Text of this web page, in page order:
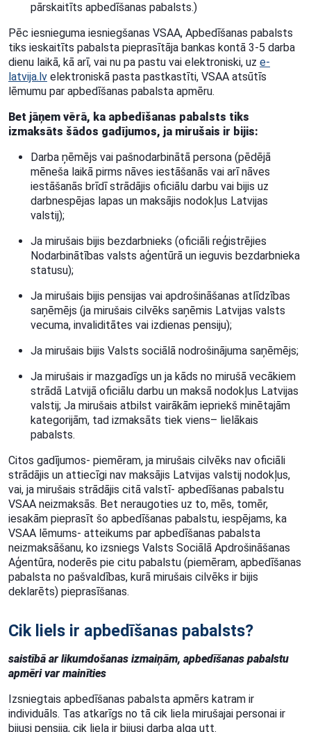
pārskaitīts apbedīšanas pabalsts.)
Pēc iesnieguma iesniegšanas VSAA, Apbedīšanas pabalsts
tiks ieskaitīts pabalsta pieprasītāja bankas kontā 3-5 darba
dienu laikā, kā arī, vai nu pa pastu vai elektroniski, uz e-
latvija.lv elektroniskā pasta pastkastīti, VSAA atsūtīs
lēmumu par apbedīšanas pabalsta apmēru.
Bet jāņem vērā, ka apbedīšanas pabalsts tiks
izmaksāts šādos gadījumos, ja mirušais ir bijis:
Darba ņēmējs vai pašnodarbinātā persona (pēdējā
mēneša laikā pirms nāves iestāšanās vai arī nāves
iestāšanās brīdī strādājis oficiālu darbu vai bijis uz
darbnespējas lapas un maksājis nodokļus Latvijas
valstij);
Ja mirušais bijis bezdarbnieks (oficiāli reģistrējies
Nodarbinātības valsts aģentūrā un ieguvis bezdarbnieka
statusu);
Ja mirušais bijis pensijas vai apdrošināšanas atlīdzības
saņēmējs (ja mirušais cilvēks saņēmis Latvijas valsts
vecuma, invaliditātes vai izdienas pensiju);
Ja mirušais bijis Valsts sociālā nodrošinājuma saņēmējs;
Ja mirušais ir mazgadīgs un ja kāds no mirušā vecākiem
strādā Latvijā oficiālu darbu un maksā nodokļus Latvijas
valstij; Ja mirušais atbilst vairākām iepriekš minētajām
kategorijām, tad izmaksāts tiek viens– lielākais
pabalsts.
Citos gadījumos- piemēram, ja mirušais cilvēks nav oficiāli
strādājis un attiecīgi nav maksājis Latvijas valstij nodokļus,
vai, ja mirušais strādājis citā valstī- apbedīšanas pabalstu
VSAA neizmaksās. Bet neraugoties uz to, mēs, tomēr,
iesakām pieprasīt šo apbedīšanas pabalstu, iespējams, ka
VSAA lēmums- atteikums par apbedīšanas pabalsta
neizmaksāšanu, ko izsniegs Valsts Sociālā Apdrošināšanas
Aģentūra, noderēs pie citu pabalstu (piemēram, apbedīšanas
pabalsta no pašvaldības, kurā mirušais cilvēks ir bijis
deklarēts) pieprasīšanas.
Cik liels ir apbedīšanas pabalsts?
saistībā ar likumdošanas izmaiņām, apbedīšanas pabalstu
apmēri var mainīties
Izsniegtais apbedīšanas pabalsta apmērs katram ir
individuāls. Tas atkarīgs no tā cik liela mirušajai personai ir
bijusi pensija, cik liela ir bijusi darba alga utt.